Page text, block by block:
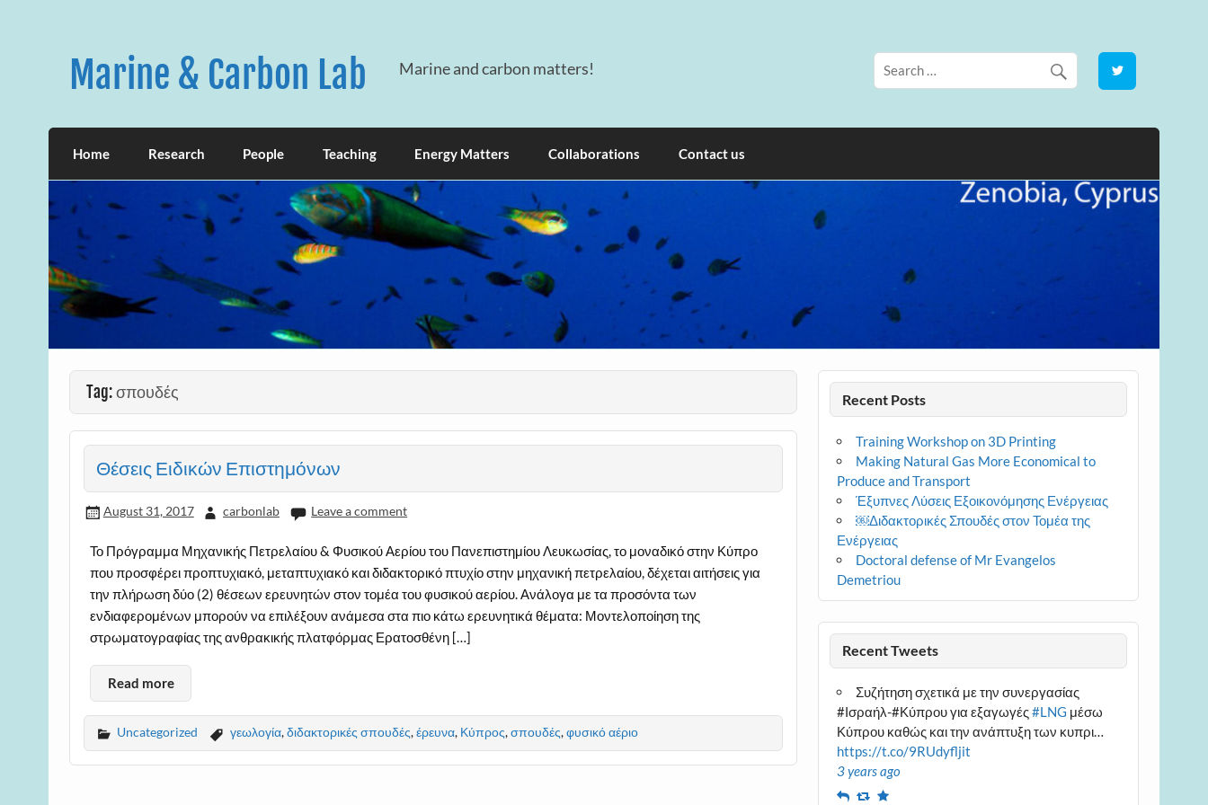
Marine & Carbon Lab Marine and carbon matters!
Home Research People Teaching Energy Matters Collaborations Contact us
Tag:σπουδές
Θέσεις Ειδικών Επιστημόνων
August 31, 2017 carbonlab Leave a comment
Το Πρόγραμμα Μηχανικής Πετρελαίου & Φυσικού Αερίου του Πανεπιστημίου Λευκωσίας, το μοναδικό στην Κύπρο
που προσφέρει προπτυχιακό, μεταπτυχιακό και διδακτορικό πτυχίο στην μηχανική πετρελαίου, δέχεται αιτήσεις για
την πλήρωση δύο (2) θέσεων ερευνητών στον τομέα του φυσικού αερίου. Ανάλογα με τα προσόντα των
ενδιαφερομένων μπορούν να επιλέξουν ανάμεσα στα πιο κάτω ερευνητικά θέματα: Μοντελοποίηση της
στρωματογραφίας της ανθρακικής πλατφόρμας Ερατοσθένη […]
Read more
Uncategorized γεωλογία,διδακτορικές σπουδές,έρευνα, Κύπρος,σπουδές,φυσικό αέριο
Recent Posts
Training Workshop on 3D Printing
Making Natural Gas More Economical to
Produce and Transport
Έξυπνες Λύσεις Εξοικονόμησης Ενέργειας
￼Διδακτορικές Σπουδές στον Τομέα της
Ενέργειας
Doctoral defense of Mr Evangelos
Demetriou
Recent Tweets
Συζήτηση σχετικά με την συνεργασίας
#Ισραήλ-#Κύπρου για εξαγωγές#LNG μέσω
Κύπρου καθώς και την ανάπτυξη των κυπρι…
https://t.co/9RUdyfljit
3 years ago
ReplyRetweet
Favourite